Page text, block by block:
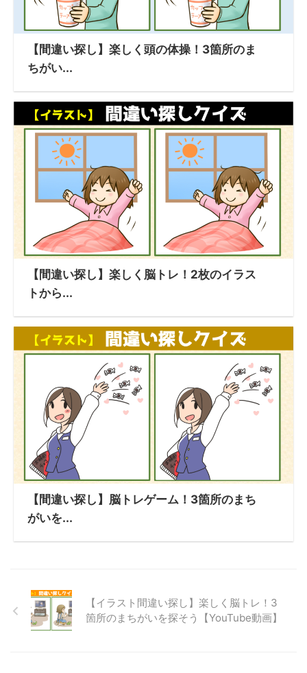
【間違い探し】楽しく頭の体操！3箇所のま
ちがい...
【間違い探し】楽しく脳トレ！2枚のイラス
トから...
【間違い探し】脳トレゲーム！3箇所のまち
がいを...
【イラスト間違い探し】楽しく脳トレ！3
箇所のまちがいを探そう【YouTube動画】